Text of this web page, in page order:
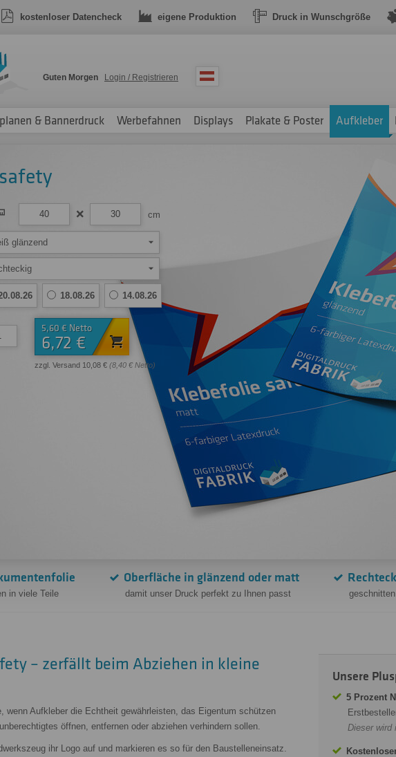
kostenloser Datencheck eigene Produktion Druck in Wunschgröße
Guten Morgen Login / Registrieren
& Bannerdruck Werbefahnen Displays Plakate & Poster Aufkleber
cm
glänzend
18.08.26 14.08.26
5,60 € Netto
6,72 €
zzgl. Versand 10,08 € (8,40 € Netto)
in viele Teile
Oberfläche in glänzend oder matt
damit unser Druck perfekt zu Ihnen passt
– zerfällt beim Abziehen in kleine
wenn Aufkleber die Echtheit gewährleisten, das Eigentum schützen
öffnen, entfernen oder abziehen verhindern sollen.
ihr Logo auf und markieren es so für den Baustelleneinsatz.
Unsere
5 Prozent
Dieser wird